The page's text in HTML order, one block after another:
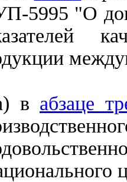
5995 "О
в абзаце